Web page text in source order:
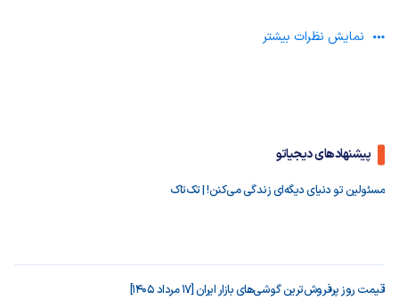
نمایش نظرات بیشتر
پیشنهادهای دیجیاتو
مسئولین تو دنیای دیگه‌ای زندگی می‌کنن! | تک‌تاک
قیمت روز پرفروش‌ترین گوشی‌های بازار ایران [17 مرداد 1405]